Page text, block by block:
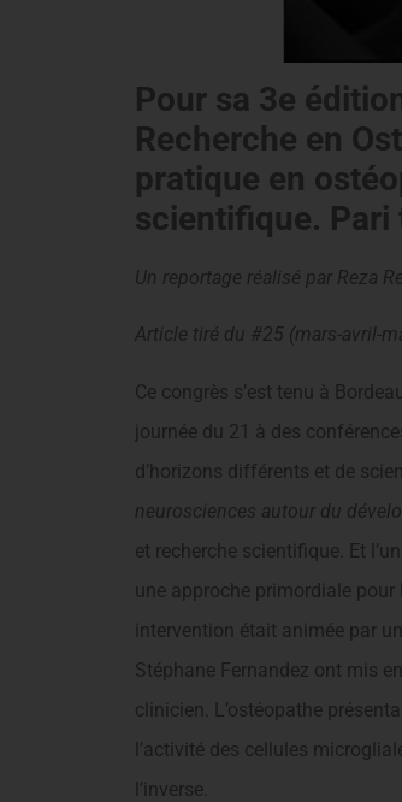
Pour sa 3e
Recherche en
pratique en
scientifique. Pari
Un reportage réalisé par Reza
Article tiré du #25 (mars-avril-
Ce congrès s’est tenu à
journée du 21 à des
d’horizons différents et de
neurosciences autour du
et recherche scientifique. Et
une approche primordiale pour
intervention était animée par
Stéphane Fernandez ont mis
clinicien. L’ostéopathe
l’activité des cellules
l’inverse.